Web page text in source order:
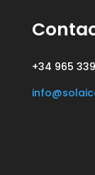
+34 965